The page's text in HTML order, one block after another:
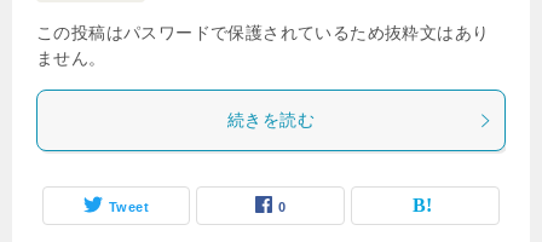
この投稿はパスワードで保護されているため抜粋文はあり
ません。
続きを読む
Tweet 0